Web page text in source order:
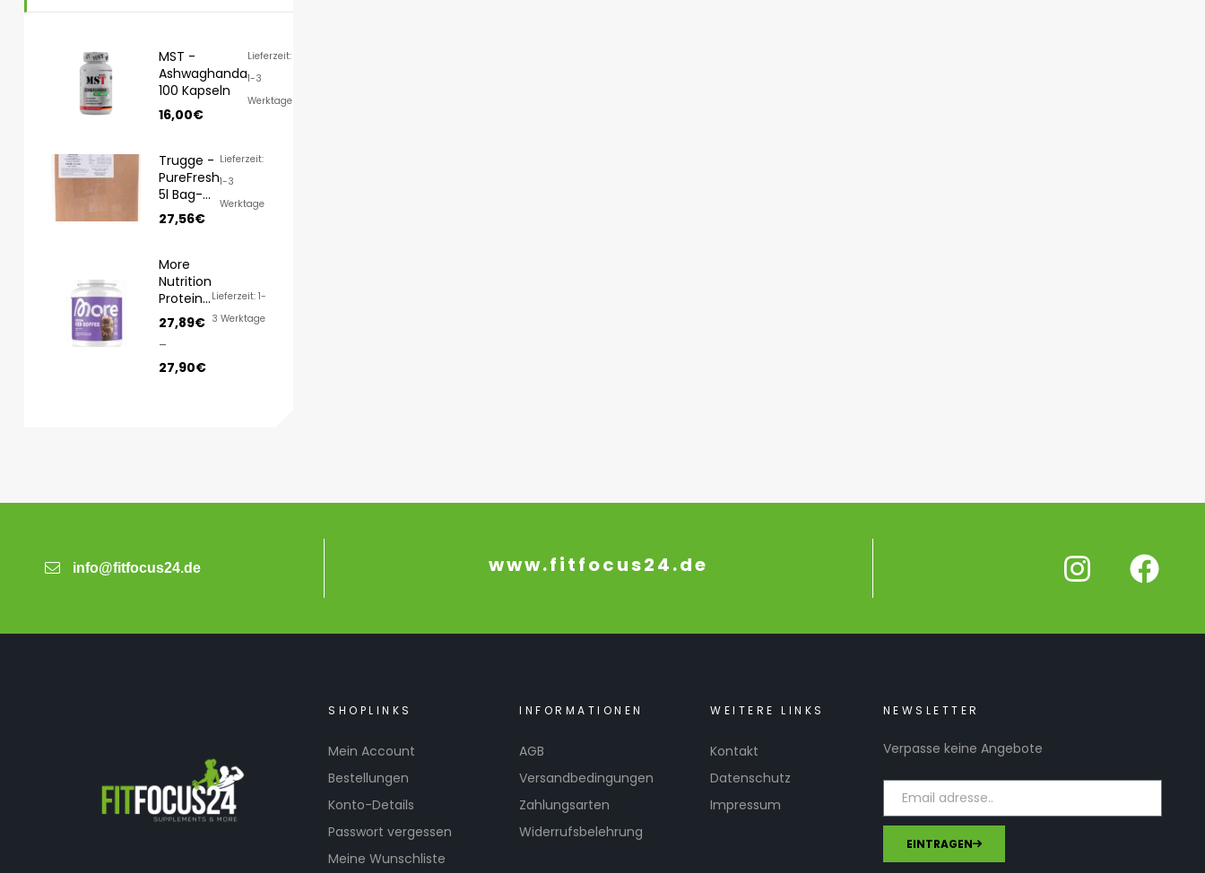
MST -
Ashwaghanda
100 Kapseln
16,00€
Lieferzeit:
1-3
Werktage
Trugge -
PureFresh
5l Bag-
in-Box
27,56€
Lieferzeit:
1-3
Werktage
More
Nutrition
Protein
Iced
COFFEE
500g
27,89€
–
27,90€
Lieferzeit: 1-
3 Werktage
info@fitfocus24.de www.fitfocus24.de
SHOPLINKS
Mein Account
Bestellungen
Konto-Details
Passwort vergessen
Meine Wunschliste
INFORMATIONEN
AGB
Versandbedingungen
Zahlungsarten
Widerrufsbelehrung
WEITERE LINKS
Kontakt
Datenschutz
Impressum
NEWSLETTER
Verpasse keine Angebote
EINTRAGEN